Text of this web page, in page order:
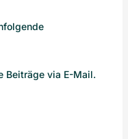
Beiträge via E-Mail.